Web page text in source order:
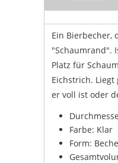
Ein Bierbecher,
"Schaumrand".
Platz für
Eichstrich.
er voll ist oder
Farbe: Klar
Form: